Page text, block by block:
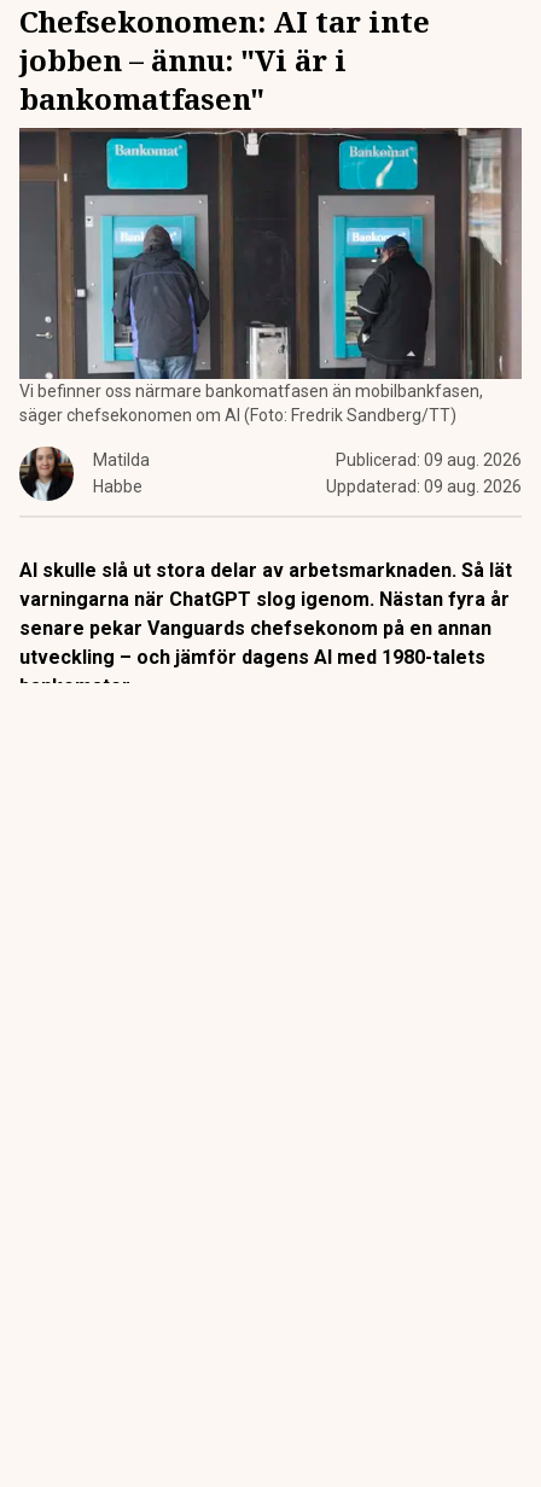
Chefsekonomen: AI tar inte
jobben – ännu: "Vi är i
bankomatfasen"
Vi befinner oss närmare bankomatfasen än mobilbankfasen,
säger chefsekonomen om AI (Foto: Fredrik Sandberg/TT)
Matilda
Habbe
Publicerad: 09 aug. 2026
Uppdaterad: 09 aug. 2026
AI skulle slå ut stora delar av arbetsmarknaden. Så lät
varningarna när ChatGPT slog igenom. Nästan fyra år
senare pekar Vanguards chefsekonom på en annan
utveckling – och jämför dagens AI med 1980-talets
bankomater.